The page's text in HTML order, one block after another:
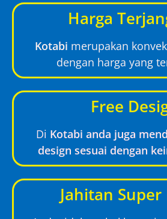
Harga
Kotabi merupakan
dengan harga yang
Free
Di Kotabi anda juga
design sesuai dengan
Jahitan Super